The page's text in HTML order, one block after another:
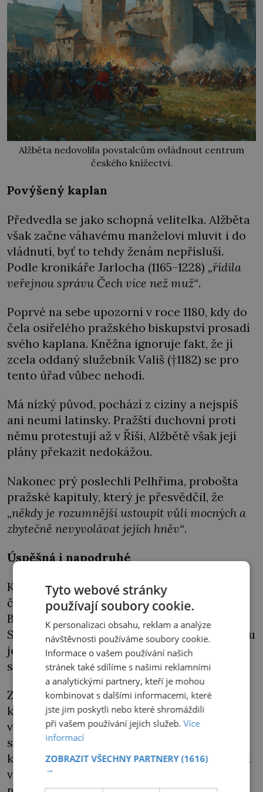
Alžběta nedovolila povstalcům ovládnout centrum
českého knížectví.
Povýšený kaplan
Předvedla se jako schopná velitelka. Alžběta
však začne váhavému manželovi mluvit i do
vládnutí, byť to tehdy ženám nepřísluší.
Podle kronikáře Jarlocha (1165–1228) „řídila
veřejnou správu Čech více než muž“.
Poprvé na sebe upozorní v roce 1180, kdy do
čela osiřelého pražského biskupství prosadí
svého kaplana. Kněžna ignoruje fakt, že jí
zcela oddaný služebník Vališ (†1182) se pro
tento úřad vůbec nehodí.
Má nízký původ, pochází z ciziny a nejspíš
ani neumí latinsky. Pražští duchovní proti
němu protestují až v Říši, Alžbětě však její
plány překazit nedokážou.
Nakonec prý poslechli Pelhřima, probošta
pražské kapituly, který je přesvědčil, že
„někdy je rozumnější ustoupit vůli mocných a
zbytečně nevyvolávat jejich hněv“.
Úspěšná i napodruhé
Kauza s pražským biskupem hne žlučí i
českým velmožům, kteří podporovali
Bedřicha v honbě za knížecím stolcem.
Správně odhadli, že s ním budou moct vcelku
jednoduše manipulovat, jenže nepočítali se
sveřepou Alžbětou.
Zklamaní předáci se v létě 1182 vzbouří a
knížecí pár vyženou ze země. Barbarossa
však nemá pro jejich čin pochopení. Při
setkání v bavorském Řezně jim pohrozí
krutou odplatou a Bedřich i jeho žena se tak
vracejí do Prahy. Klid v zemi přesto dlouho
Tyto webové stránky
používají soubory cookie.
K personalizaci obsahu, reklam a analýze
návštěvnosti používáme soubory cookie.
Informace o vašem používání našich
stránek také sdílíme s našimi reklamními
a analytickými partnery, kteří je mohou
kombinovat s dalšími informacemi, které
jste jim poskytli nebo které shromáždili
při vašem používání jejich služeb.Více
informací
ZOBRAZIT VŠECHNY PARTNERY(1616)
→